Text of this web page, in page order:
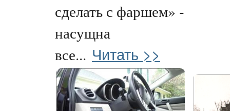
сделать с фаршем» -
насущна
все... Читать >>